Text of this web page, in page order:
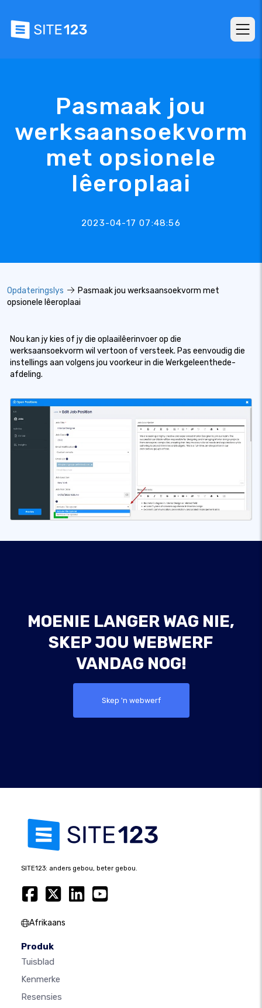
Pasmaak jou
werksaansoekvorm
met opsionele
lêeroplaai
2023-04-17 07:48:56
Opdateringslys
Pasmaak jou werksaansoekvorm met
opsionele lêeroplaai
Nou kan jy kies of jy die oplaailêerinvoer op die
werksaansoekvorm wil vertoon of versteek. Pas eenvoudig die
instellings aan volgens jou voorkeur in die Werkgeleenthede-
afdeling.
MOENIE LANGER WAG NIE,
SKEP JOU WEBWERF
VANDAG NOG!
Skep 'n webwerf
SITE123: anders gebou, beter gebou.
Afrikaans
Produk
Tuisblad
Kenmerke
Resensies